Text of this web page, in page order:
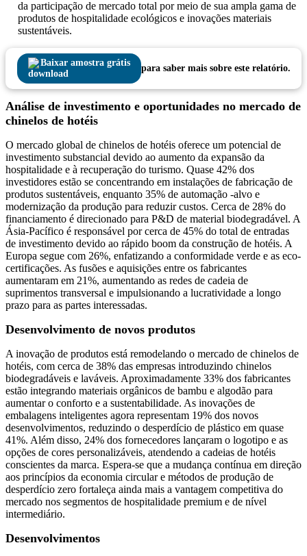
da participação de mercado total por meio de sua ampla gama de
produtos de hospitalidade ecológicos e inovações materiais
sustentáveis.
Baixar amostra grátis
para saber mais sobre este relatório.
Análise de investimento e oportunidades no mercado de
chinelos de hotéis
O mercado global de chinelos de hotéis oferece um potencial de
investimento substancial devido ao aumento da expansão da
hospitalidade e à recuperação do turismo. Quase 42% dos
investidores estão se concentrando em instalações de fabricação de
produtos sustentáveis, enquanto 35% de automação -alvo e
modernização da produção para reduzir custos. Cerca de 28% do
financiamento é direcionado para P&D de material biodegradável. A
Ásia-Pacífico é responsável por cerca de 45% do total de entradas
de investimento devido ao rápido boom da construção de hotéis. A
Europa segue com 26%, enfatizando a conformidade verde e as eco-
certificações. As fusões e aquisições entre os fabricantes
aumentaram em 21%, aumentando as redes de cadeia de
suprimentos transversal e impulsionando a lucratividade a longo
prazo para as partes interessadas.
Desenvolvimento de novos produtos
A inovação de produtos está remodelando o mercado de chinelos de
hotéis, com cerca de 38% das empresas introduzindo chinelos
biodegradáveis ​​e laváveis. Aproximadamente 33% dos fabricantes
estão integrando materiais orgânicos de bambu e algodão para
aumentar o conforto e a sustentabilidade. As inovações de
embalagens inteligentes agora representam 19% dos novos
desenvolvimentos, reduzindo o desperdício de plástico em quase
41%. Além disso, 24% dos fornecedores lançaram o logotipo e as
opções de cores personalizáveis, atendendo a cadeias de hotéis
conscientes da marca. Espera-se que a mudança contínua em direção
aos princípios da economia circular e métodos de produção de
desperdício zero fortaleça ainda mais a vantagem competitiva do
mercado nos segmentos de hospitalidade premium e de nível
intermediário.
Desenvolvimentos